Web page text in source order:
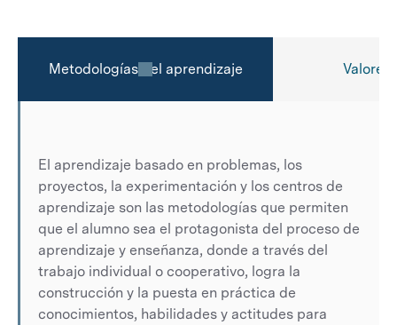
Metodologías del aprendizaje Valores
El aprendizaje basado en problemas, los
proyectos, la experimentación y los centros de
aprendizaje son las metodologías que permiten
que el alumno sea el protagonista del proceso de
aprendizaje y enseñanza, donde a través del
trabajo individual o cooperativo, logra la
construcción y la puesta en práctica de
conocimientos, habilidades y actitudes para